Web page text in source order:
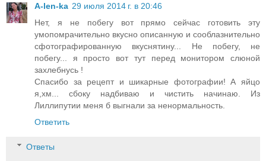
A-len-ka 29 июля 2014 г. в 20:46
Нет, я не побегу вот прямо сейчас готовить эту
умопомрачительно вкусно описанную и сооблазнительно
сфотографированную вкуснятину... Не побегу, не
побегу... я просто вот тут перед монитором слюной
захлебнусь !
Спасибо за рецепт и шикарные фотографии! А яйцо
я,хм... сбоку надбиваю и чистить начинаю. Из
Лиллипутии меня б выгнали за ненормальность.
Ответить
Ответы